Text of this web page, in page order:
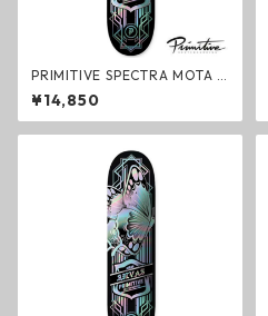
PRIMITIVE SPECTRA MOTA L
YNX Deck デッキ スケートボ
ード プリミティブ
¥14,850